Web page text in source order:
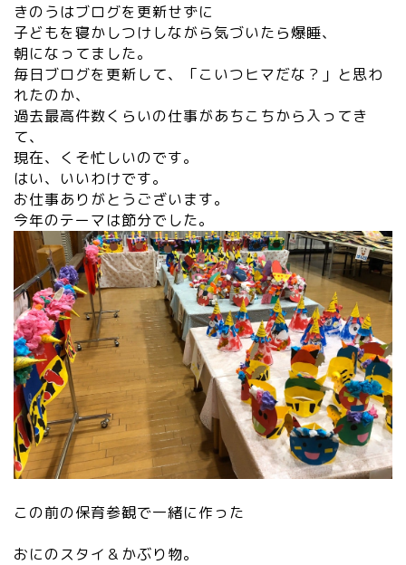
きのうはブログを更新せずに
子どもを寝かしつけしながら気づいたら爆睡、
朝になってました。
毎日ブログを更新して、「こいつヒマだな？」と思わ
れたのか、
過去最高件数くらいの仕事があちこちから入ってき
て、
現在、くそ忙しいのです。
はい、いいわけです。
お仕事ありがとうございます。
今年のテーマは節分でした。
この前の保育参観で一緒に作った
おにのスタイ＆かぶり物。